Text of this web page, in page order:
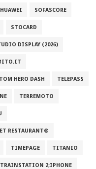
SOFASCORE
STOCARD
DISPLAY (2026)
HERO DASH TELEPASS
TERREMOTO
RESTAURANT®
TIMEPAGE TITANIO
TRAINSTATION 2;IPHONE